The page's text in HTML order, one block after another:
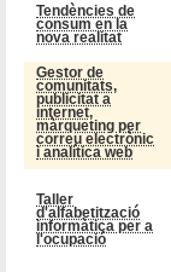
Tendències de
consum en la
nova realitat
Gestor de
comunitats,
publicitat a
internet,
màrqueting per
correu electrònic
i analítica web
Taller
d'alfabetització
informàtica per a
l'ocupació